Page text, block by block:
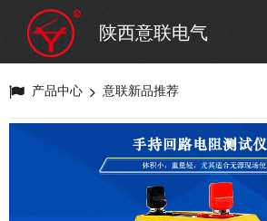
继电保护/互感器试验设备
陕西意联电气
产品中心 意联新品推荐